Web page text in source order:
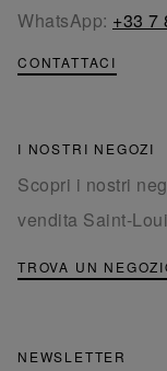
WhatsApp: +33 7
CONTATTACI
I NOSTRI NEGOZI
Scopri i nostri
vendita Saint-
TROVA UN
NEWSLETTER